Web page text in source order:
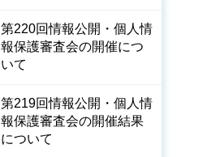
第220回情報公開・個人情
報保護審査会の開催につ
いて
第219回情報公開・個人情
報保護審査会の開催結果
について